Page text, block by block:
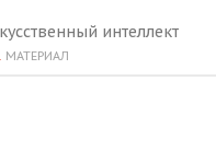
интеллект
МАТЕРИАЛ